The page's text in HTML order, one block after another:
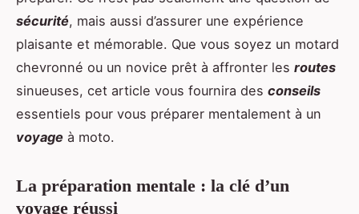
sécurité, mais aussi d’assurer une expérience
plaisante et mémorable. Que vous soyez un motard
chevronné ou un novice prêt à affronter les routes
sinueuses, cet article vous fournira des conseils
essentiels pour vous préparer mentalement à un
voyage à moto.
La préparation mentale : la clé d’un
voyage réussi